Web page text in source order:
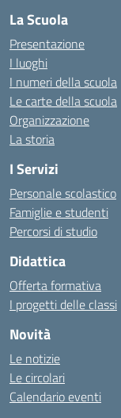
La Scuola
Presentazione
I luoghi
I numeri della scuola
Le carte della scuola
Organizzazione
La storia
I Servizi
Personale scolastico
Famiglie e studenti
Percorsi di studio
Didattica
Offerta formativa
I progetti delle classi
Novità
Le notizie
Le circolari
Calendario eventi